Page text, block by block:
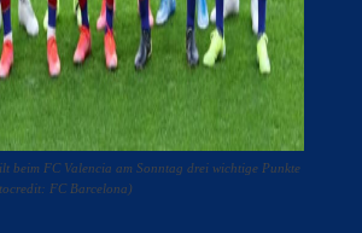
beim FC Valencia am Sonntag drei wichtige Punkte
FC Barcelona)